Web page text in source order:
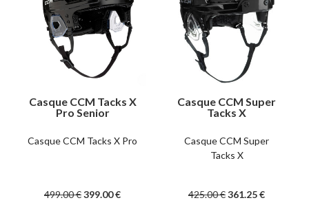
Casque CCM Tacks X
Pro Senior
Casque CCM Tacks X Pro
499.00€399.00€
Casque CCM Super
Tacks X
Casque CCM Super
Tacks X
425.00€361.25€